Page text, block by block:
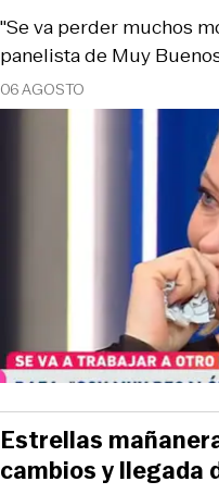
06 AGOSTO
"Se va perder muchos
panelista de Muy
Estrellas
cambios y llegada